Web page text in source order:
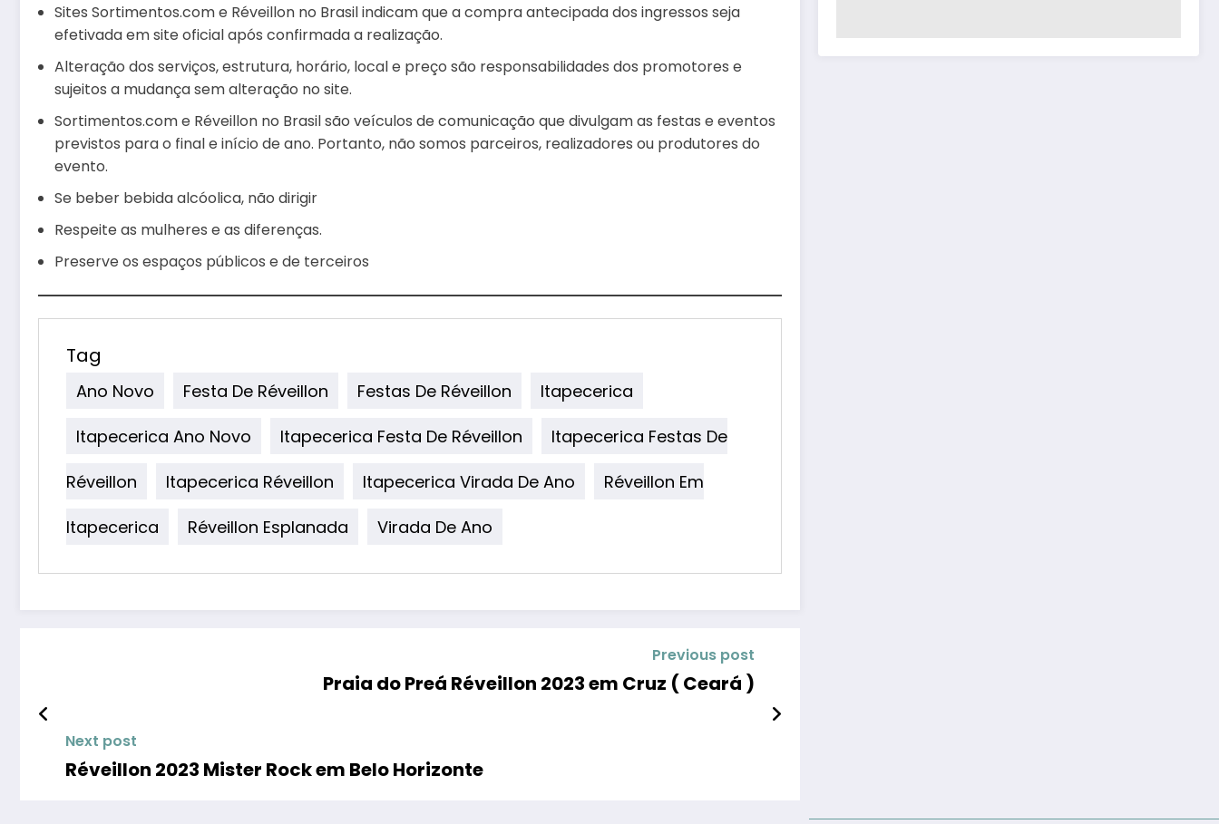
Sites Sortimentos.com e Réveillon no Brasil indicam que a compra antecipada dos ingressos seja
efetivada em site oficial após confirmada a realização.
Alteração dos serviços, estrutura, horário, local e preço são responsabilidades dos promotores e
sujeitos a mudança sem alteração no site.
Sortimentos.com e Réveillon no Brasil são veículos de comunicação que divulgam as festas e eventos
previstos para o final e início de ano. Portanto, não somos parceiros, realizadores ou produtores do
evento.
Se beber bebida alcóolica, não dirigir
Respeite as mulheres e as diferenças.
Preserve os espaços públicos e de terceiros
Tag
Ano Novo Festa De Réveillon Festas De Réveillon
Itapecerica
Itapecerica Ano Novo
Itapecerica Festa De Réveillon
Itapecerica Festas De
Réveillon
Itapecerica Réveillon Itapecerica Virada De Ano
Réveillon Em
Itapecerica
Réveillon Esplanada Virada De Ano
Previous post
Praia do Preá Réveillon 2023 em Cruz ( Ceará )
Next post
Réveillon 2023 Mister Rock em Belo Horizonte